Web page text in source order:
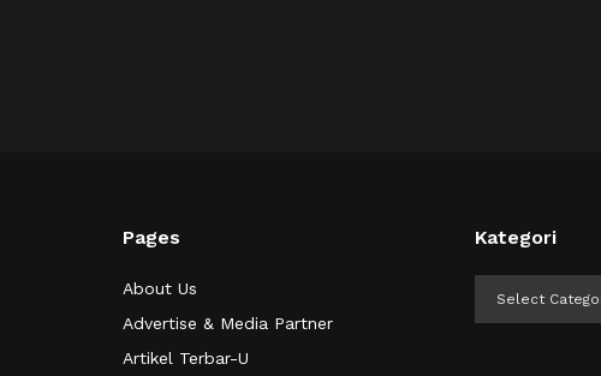
Pages
About Us
Advertise & Media Partner
Artikel Terbar-U
Kategori